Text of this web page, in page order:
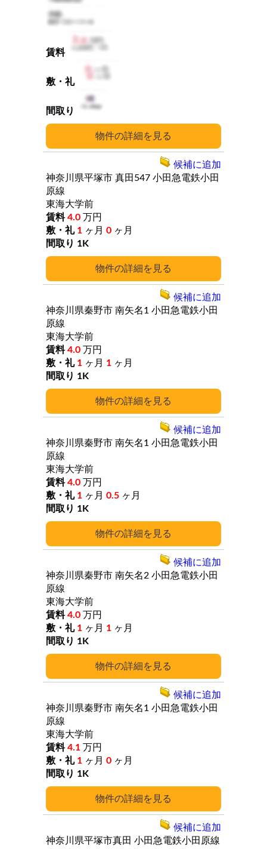
詳細
詳細
神奈川県平塚市 真田547 小田急電鉄小田
原線
東海大学前
4.0 万円
1 ヶ月 0 ヶ月
1K
候補に追加
詳細
神奈川県秦野市 南矢名1 小田急電鉄小田
原線
東海大学前
4.0 万円
1 ヶ月 1 ヶ月
1K
候補に追加
詳細
神奈川県秦野市 南矢名1 小田急電鉄小田
原線
東海大学前
4.0 万円
1 ヶ月 0.5 ヶ月
1K
候補に追加
詳細
神奈川県秦野市 南矢名2 小田急電鉄小田
原線
東海大学前
4.0 万円
1 ヶ月 1 ヶ月
1K
候補に追加
詳細
神奈川県秦野市 南矢名1 小田急電鉄小田
原線
東海大学前
4.1 万円
1 ヶ月 0 ヶ月
1K
候補に追加
神奈川県平塚市真田 小田急電鉄小田原線
候補に追加